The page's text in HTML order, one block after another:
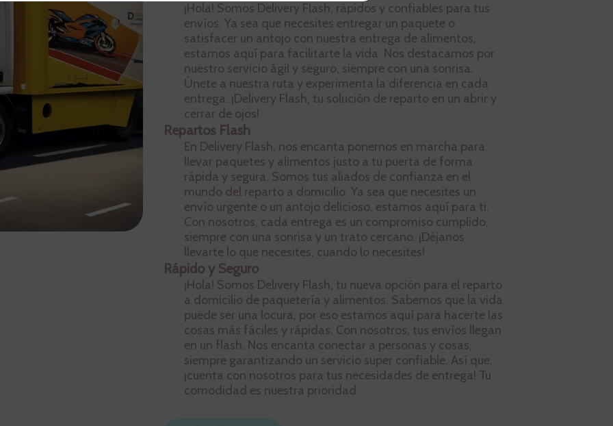
¡Hola! Somos Delivery Flash, rápidos y confiables para tus
envíos. Ya sea que necesites entregar un paquete o
satisfacer un antojo con nuestra entrega de alimentos,
estamos aquí para facilitarte la vida. Nos destacamos por
nuestro servicio ágil y seguro, siempre con una sonrisa.
Únete a nuestra ruta y experimenta la diferencia en cada
entrega. ¡Delivery Flash, tu solución de reparto en un abrir y
cerrar de ojos!
Repartos Flash
En Delivery Flash, nos encanta ponernos en marcha para
llevar paquetes y alimentos justo a tu puerta de forma
rápida y segura. Somos tus aliados de confianza en el
mundo del reparto a domicilio. Ya sea que necesites un
envío urgente o un antojo delicioso, estamos aquí para ti.
Con nosotros, cada entrega es un compromiso cumplido,
siempre con una sonrisa y un trato cercano. ¡Déjanos
llevarte lo que necesites, cuando lo necesites!
Rápido y Seguro
¡Hola! Somos Delivery Flash, tu nueva opción para el reparto
a domicilio de paquetería y alimentos. Sabemos que la vida
puede ser una locura, por eso estamos aquí para hacerte las
cosas más fáciles y rápidas. Con nosotros, tus envíos llegan
en un flash. Nos encanta conectar a personas y cosas,
siempre garantizando un servicio super confiable. Así que,
¡cuenta con nosotros para tus necesidades de entrega! Tu
comodidad es nuestra prioridad.